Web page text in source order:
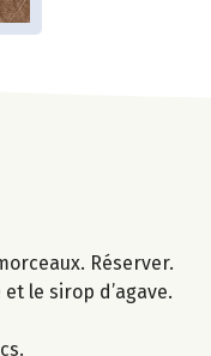
Réserver.
le sirop d’agave.